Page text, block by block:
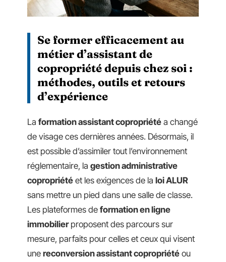
Se former efficacement au
métier d’assistant de
copropriété depuis chez soi :
méthodes, outils et retours
d’expérience
La formation assistant copropriété a changé
de visage ces dernières années. Désormais, il
est possible d’assimiler tout l’environnement
réglementaire, la gestion administrative
copropriété et les exigences de la loi ALUR
sans mettre un pied dans une salle de classe.
Les plateformes de formation en ligne
immobilierproposent des parcours sur
mesure, parfaits pour celles et ceux qui visent
une reconversion assistant copropriété ou